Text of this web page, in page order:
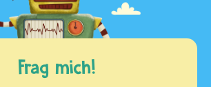
Frag mich!